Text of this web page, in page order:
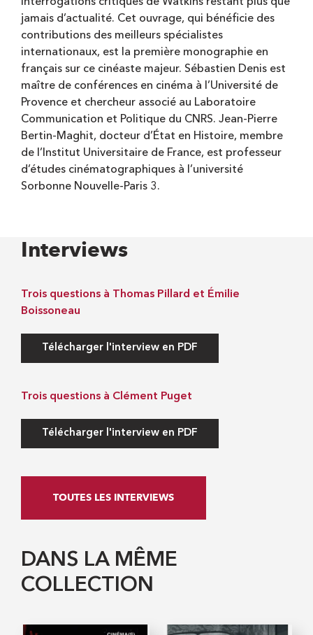
jamais d’actualité. Cet ouvrage, qui bénéficie des
contributions des meilleurs spécialistes
internationaux, est la première monographie en
français sur ce cinéaste majeur. Sébastien Denis est
maître de conférences en cinéma à l’Université de
Provence et chercheur associé au Laboratoire
Communication et Politique du CNRS. Jean-Pierre
Bertin-Maghit, docteur d’État en Histoire, membre
de l’Institut Universitaire de France, est professeur
d’études cinématographiques à l’université
Sorbonne Nouvelle-Paris 3.
Interviews
Trois questions à Thomas Pillard et Émilie
Boissoneau
Télécharger l'interview en PDF
Trois questions à Clément Puget
Télécharger l'interview en PDF
TOUTES LES INTERVIEWS
DANS LA MÊME
COLLECTION